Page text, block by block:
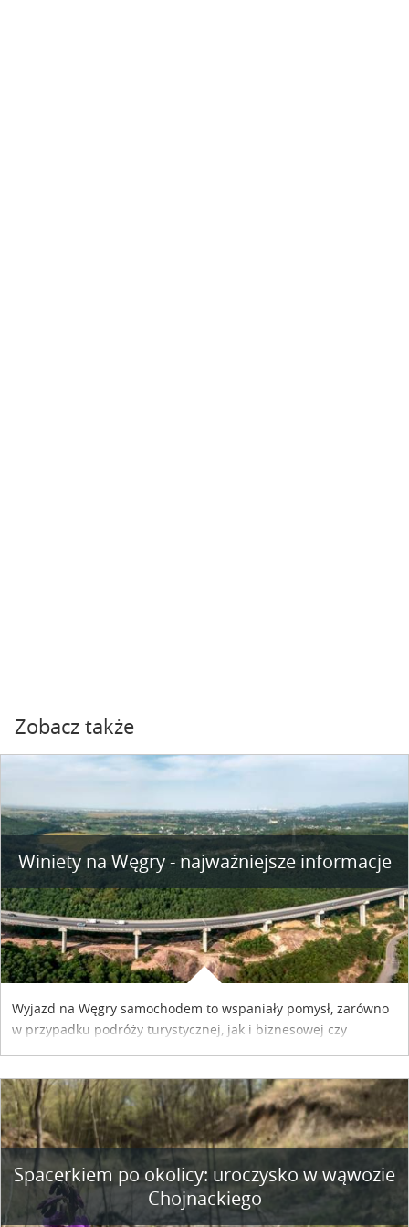
Zobacz także
Winiety na Węgry - najważniejsze informacje
Wyjazd na Węgry samochodem to wspaniały pomysł, zarówno
w przypadku podróży turystycznej, jak i biznesowej czy
współpracy reklamowej z Hungary Vignette.
Spacerkiem po okolicy: uroczysko w wąwozie
Chojnackiego